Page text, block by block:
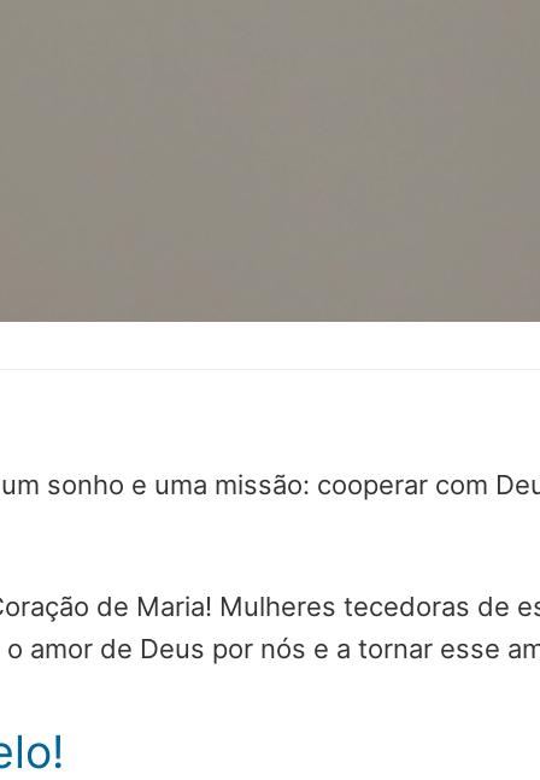
sonho e uma missão: cooperar com
de Maria! Mulheres tecedoras de
amor de Deus por nós e a tornar esse